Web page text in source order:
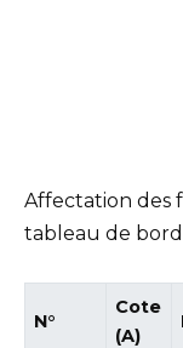
Affectation des
tableau de bord
N°
Cote
(A)